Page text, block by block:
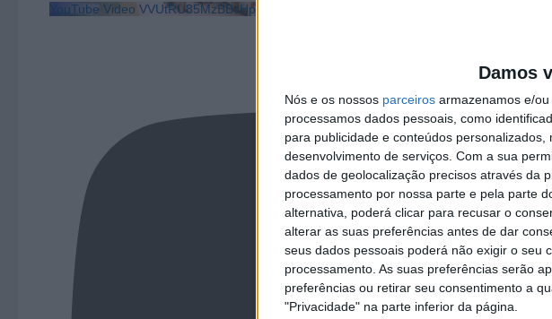
Damos
Nós e os nossos parceiros armazenamos e/
processamos dados pessoais, como
para publicidade e conteúdos
desenvolvimento de serviços. Com a sua
dados de geolocalização precisos através da
processamento por nossa parte e pela parte
alternativa, poderá clicar para recusar o
alterar as suas preferências antes de dar
seus dados pessoais poderá não exigir o seu
processamento. As suas preferências serão
preferências ou retirar seu consentimento a
"Privacidade" na parte inferior da página.
YouTube Video VVUtRU85MzBBcHpOcU5BUnpKX0wyV1ZBLmNCa2l2ckl3RkxJ